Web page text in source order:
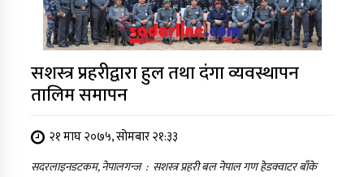
सशस्त्र प्रहरीद्वारा हुल तथा दंगा व्यवस्थापन
तालिम समापन
२१ माघ २०७५, सोमबार २१:३३
सदरलाइनडटकम, नेपालगन्ज : सशस्त्र प्रहरी बल नेपाल गण हेडक्वाटर बाँके